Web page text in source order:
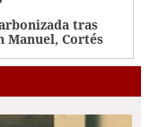
tras
Manuel, Cortés